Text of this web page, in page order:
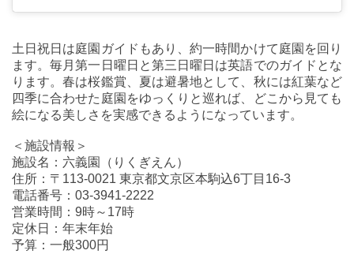
土日祝日は庭園ガイドもあり、約一時間かけて庭園を回り
ます。毎月第一日曜日と第三日曜日は英語でのガイドとな
ります。春は桜鑑賞、夏は避暑地として、秋には紅葉など
四季に合わせた庭園をゆっくりと巡れば、どこから見ても
絵になる美しさを実感できるようになっています。
＜施設情報＞
施設名：六義園（りくぎえん）
住所：〒113-0021 東京都文京区本駒込6丁目16-3
電話番号：03-3941-2222
営業時間：9時～17時
定休日：年末年始
予算：一般300円